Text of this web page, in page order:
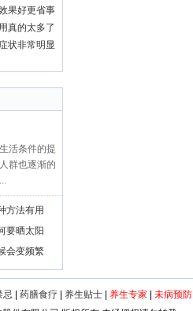
果好更省事
真的太多了
状非常明显
活条件的提
群也逐渐的
方法有用
要晒太阳
会变频繁
忌 药膳食疗 养生贴士| 养生专家
未病预防